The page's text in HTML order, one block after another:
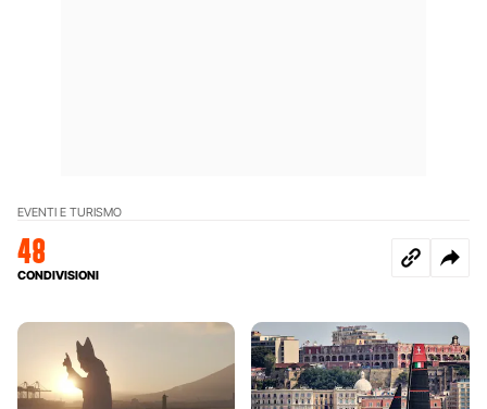
EVENTI E TURISMO
48
CONDIVISIONI